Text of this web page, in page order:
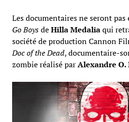
Les documentaires ne seront pas
Go BoysdeHilla Medaliaqui
société de production Cannon
Doc of the Dead, documentaire-
zombie réalisé parAlexandre O.